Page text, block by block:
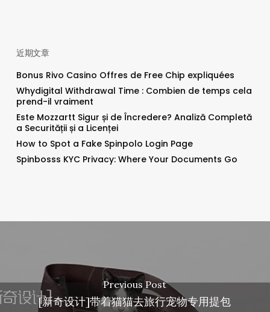
近期文章
Bonus Rivo Casino Offres de Free Chip expliquées
Whydigital Withdrawal Time : Combien de temps cela
prend-il vraiment
Este Mozzartt Sigur și de Încredere? Analiză Completă
a Securității și a Licenței
How to Spot a Fake Spinpolo Login Page
Spinbosss KYC Privacy: Where Your Documents Go
Previous Post
[新奇设计]带着猫猫去旅行宠物专用提包